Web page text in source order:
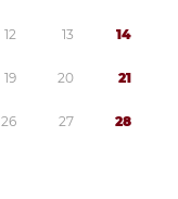
12 13 14
19 20 21
26 27 28